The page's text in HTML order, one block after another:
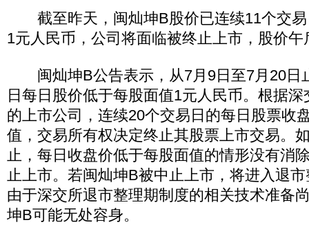
截至昨天，闽灿坤B股价已连续11个交易
1元人民币，公司将面临被终止上市，股价
闽灿坤B公告表示，从7月9日至7月20日
日每日股价低于每股面值1元人民币。根据
的上市公司，连续20个交易日的每日股票收
值，交易所有权决定终止其股票上市交易。
止，每日收盘价低于每股面值的情形没有消
止上市。若闽灿坤B被中止上市，将进入退
由于深交所退市整理期制度的相关技术准备
坤B可能无处容身。